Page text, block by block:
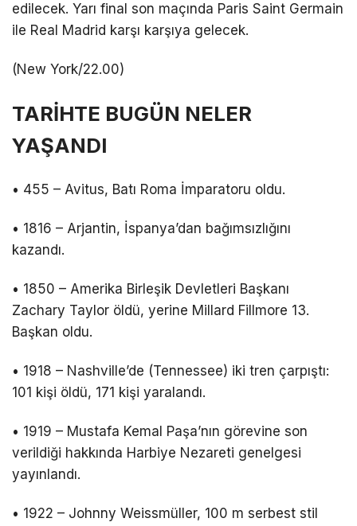
edilecek. Yarı final son maçında Paris Saint Germain
ile Real Madrid karşı karşıya gelecek.
(New York/22.00)
TARİHTE BUGÜN NELER
YAŞANDI
• 455 – Avitus, Batı Roma İmparatoru oldu.
• 1816 – Arjantin, İspanya’dan bağımsızlığını
kazandı.
• 1850 – Amerika Birleşik Devletleri Başkanı
Zachary Taylor öldü, yerine Millard Fillmore 13.
Başkan oldu.
• 1918 – Nashville’de (Tennessee) iki tren çarpıştı:
101 kişi öldü, 171 kişi yaralandı.
• 1919 – Mustafa Kemal Paşa’nın görevine son
verildiği hakkında Harbiye Nezareti genelgesi
yayınlandı.
• 1922 – Johnny Weissmüller, 100 m serbest stil